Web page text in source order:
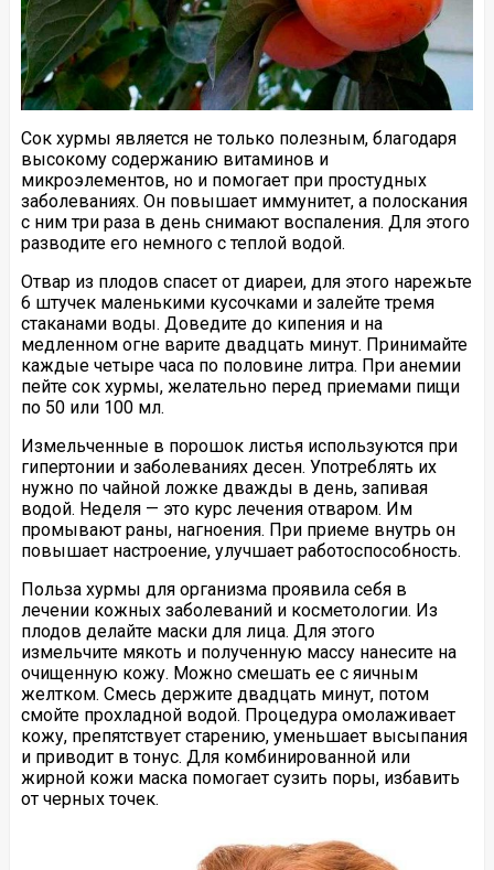
Сок хурмы является не только полезным, благодаря
высокому содержанию витаминов и
микроэлементов, но и помогает при простудных
заболеваниях. Он повышает иммунитет, а полоскания
с ним три раза в день снимают воспаления. Для этого
разводите его немного с теплой водой.
Отвар из плодов спасет от диареи, для этого нарежьте
6 штучек маленькими кусочками и залейте тремя
стаканами воды. Доведите до кипения и на
медленном огне варите двадцать минут. Принимайте
каждые четыре часа по половине литра. При анемии
пейте сок хурмы, желательно перед приемами пищи
по 50 или 100 мл.
Измельченные в порошок листья используются при
гипертонии и заболеваниях десен. Употреблять их
нужно по чайной ложке дважды в день, запивая
водой. Неделя — это курс лечения отваром. Им
промывают раны, нагноения. При приеме внутрь он
повышает настроение, улучшает работоспособность.
Польза хурмы для организма проявила себя в
лечении кожных заболеваний и косметологии. Из
плодов делайте маски для лица. Для этого
измельчите мякоть и полученную массу нанесите на
очищенную кожу. Можно смешать ее с яичным
желтком. Смесь держите двадцать минут, потом
смойте прохладной водой. Процедура омолаживает
кожу, препятствует старению, уменьшает высыпания
и приводит в тонус. Для комбинированной или
жирной кожи маска помогает сузить поры, избавить
от черных точек.